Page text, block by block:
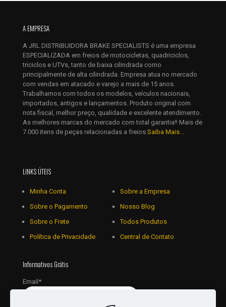
mail
*
Salvar meus dados neste navegador para a próxima vez que
eu comentar.
A EMPRESA
A JRL DISTRIBUIDORA BRAKE SPECIALISTS é uma empresa
ESPECIALIZADA em freios de motocicletas, quadriciclos,
triciclos e UTVs, tanto de baixa cilindrada como
principalmente de alta cilindrada. Empresa atua no mercado
com vendas em atacado e varejo a mais de 15 anos.
Trabalhamos com todos os modelos, veículos nacionais,
importados, antigos e lançamentos. Produto original com
nota fiscal, melhor preço, qualidade e excelente atendimento.
As melhores marcas do mercado com total garantia!! Mais de
7.000 itens de peças relacionadas a freios:Saiba Mais...
LINKS ÚTEIS
Minha Conta
Sobre o Pagamento
Sobre o Frete
Política de Privacidade
Sobre a Empresa
Nosso Blog
Todos Produtos
Central de Contato
Informativos Grátis
Email*